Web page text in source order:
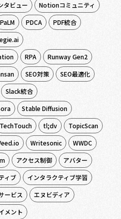
タビュー
Notionコミュニティ
PaLM PDCA
PDF統合
RPA
Runway Gen2
SEO対策
SEO最適化
Slack統合
Stable Diffusion
TechTouch tl;dv
TopicScan
Writesonic
WWDC
アクセス制御
アバター
ィブ
インタラクティブ学習
ービス
エヌビディア
メント